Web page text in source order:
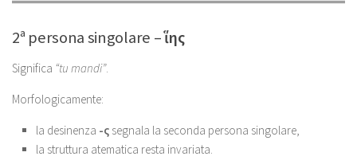
2ª persona singolare –ἵης
Significa “tu mandi”.
Morfologicamente:
la desinenza -ς segnala la seconda persona singolare,
la struttura atematica resta invariata.